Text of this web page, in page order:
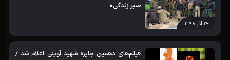
۱۴ آذر ۱۳۹۸
صبر زندگی»
فیلم‌های دهمین جایزه شهید آوینی اعلام شد /